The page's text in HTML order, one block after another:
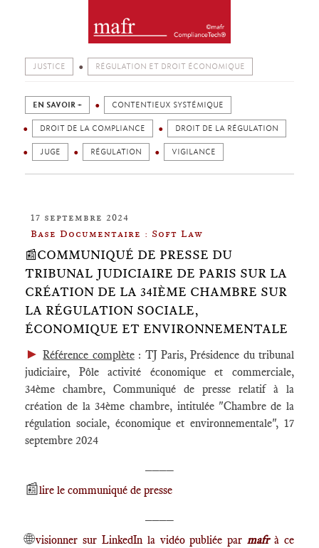
JUSTICE RÉGULATION ET DROIT ÉCONOMIQUE
EN SAVOIR + CONTENTIEUX SYSTÉMIQUE
DROIT DE LA COMPLIANCE DROIT DE LA RÉGULATION
JUGE RÉGULATION VIGILANCE
17 septembre 2024
Base Documentaire : Soft Law
📰COMMUNIQUÉ DE PRESSE DU
TRIBUNAL JUDICIAIRE DE PARIS SUR LA
CRÉATION DE LA 34IÈME CHAMBRE SUR
LA RÉGULATION SOCIALE,
ÉCONOMIQUE ET ENVIRONNEMENTALE
►Référence complète: TJ Paris, Présidence du tribunal
judiciaire, Pôle activité économique et commerciale,
34ème chambre, Communiqué de presse relatif à la
création de la 34ème chambre, intitulée "Chambre de la
régulation sociale, économique et environnementale", 17
septembre 2024
📰lire le communiqué de presse
🌐visionner sur LinkedIn la vidéo publiée parmafrà ce